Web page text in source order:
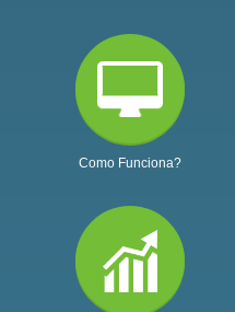
Como Funciona?